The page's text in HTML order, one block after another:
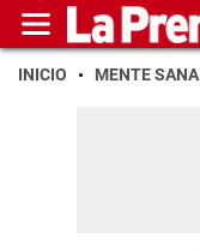
INICIO MENTE SANA